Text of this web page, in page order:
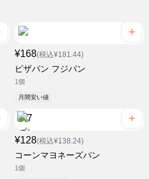
¥168(税込¥181.44)
ピザパン フジパン
1個
月間安い値
¥128(税込¥138.24)
コーンマヨネーズパン
1個